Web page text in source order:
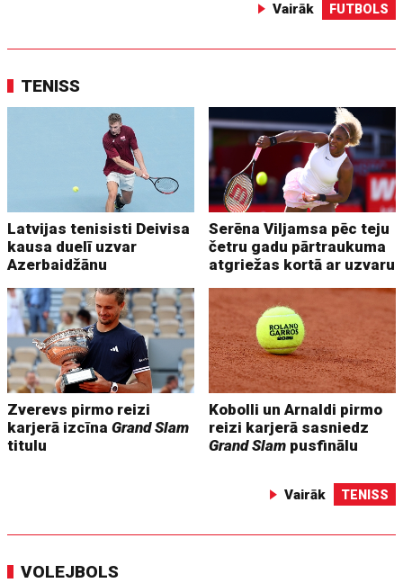
Vairāk FUTBOLS
TENISS
Latvijas tenisisti Deivisa
kausa duelī uzvar
Azerbaidžānu
Serēna Viljamsa pēc teju
četru gadu pārtraukuma
atgriežas kortā ar uzvaru
Zverevs pirmo reizi
karjerā izcīnaGrand Slam
titulu
Kobolli un Arnaldi pirmo
reizi karjerā sasniedz
Grand Slam pusfinālu
Vairāk TENISS
VOLEJBOLS